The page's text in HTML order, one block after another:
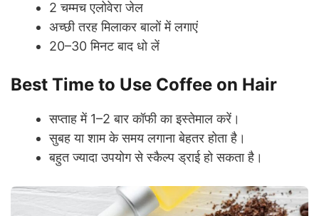
2 चम्मच एलोवेरा जेल
अच्छी तरह मिलाकर बालों में लगाएं
20–30 मिनट बाद धो लें
Best Time to Use Coffee on Hair
सप्ताह में 1–2 बार कॉफी का इस्तेमाल करें।
सुबह या शाम के समय लगाना बेहतर होता है।
बहुत ज्यादा उपयोग से स्कैल्प ड्राई हो सकता है।